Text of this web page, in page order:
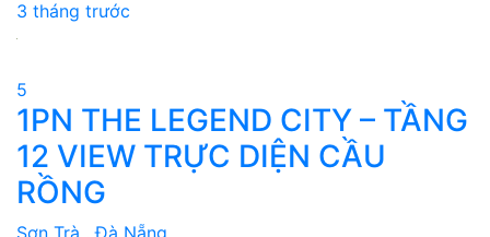
3 tháng trước
5
1PN THE LEGEND CITY – TẦNG
12 VIEW TRỰC DIỆN CẦU
RỒNG
Sơn Trà , Đà Nẵng